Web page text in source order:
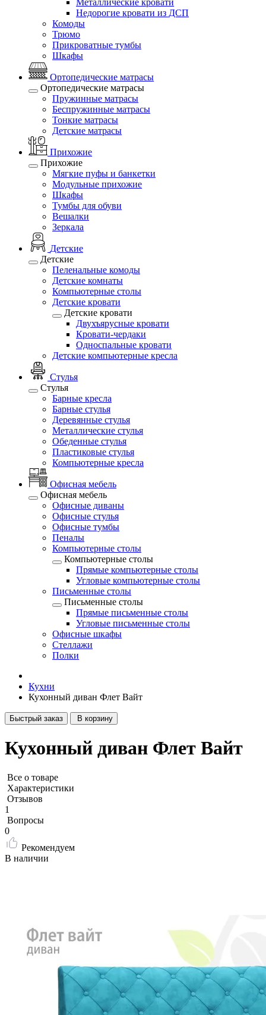
Металлические кровати
Недорогие кровати из ДСП
Комоды
Трюмо
Прикроватные тумбы
Шкафы
Ортопедические матрасы
Ортопедические матрасы
Пружинные матрасы
Беспружинные матрасы
Тонкие матрасы
Детские матрасы
Прихожие
Прихожие
Мягкие пуфы и банкетки
Модульные прихожие
Шкафы
Тумбы для обуви
Вешалки
Зеркала
Детские
Детские
Пеленальные комоды
Детские комнаты
Компьютерные столы
Детские кровати
Детские кровати
Двухъярусные кровати
Кровати-чердаки
Односпальные кровати
Детские компьютерные кресла
Стулья
Стулья
Барные кресла
Барные стулья
Деревянные стулья
Металлические стулья
Обеденные стулья
Пластиковые стулья
Компьютерные кресла
Офисная мебель
Офисная мебель
Офисные диваны
Офисные стулья
Офисные тумбы
Пеналы
Компьютерные столы
Компьютерные столы
Прямые компьютерные столы
Угловые компьютерные столы
Письменные столы
Письменные столы
Прямые письменные столы
Угловые письменные столы
Офисные шкафы
Стеллажи
Полки
Кухни
Кухонный диван Флет Вайт
Быстрый заказ В корзину
Кухонный диван Флет Вайт
Все о товаре
Характеристики
Отзывов
1
Вопросы
0
Рекомендуем
В наличии